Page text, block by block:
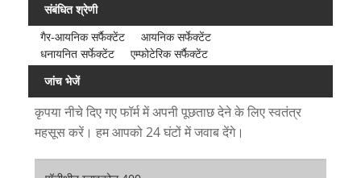
संबंधित श्रेणी
गैर-आयनिक सर्फैक्टेंट
आयनिक सर्फेक्टेंट
धनायनित सर्फेक्टेंट
एम्फोटेरिक सर्फैक्टेंट
जांच भेजें
कृपया नीचे दिए गए फॉर्म में अपनी पूछताछ देने के लिए स्वतंत्र
महसूस करें। हम आपको 24 घंटों में जवाब देंगे।